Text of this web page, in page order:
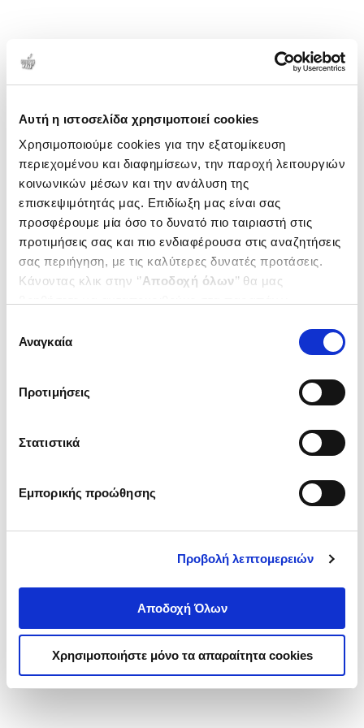
Αυτή η ιστοσελίδα χρησιμοποιεί cookies
Χρησιμοποιούμε cookies για την εξατομίκευση
περιεχομένου και διαφημίσεων, την παροχή λειτουργιών
κοινωνικών μέσων και την ανάλυση της
επισκεψιμότητάς μας. Επιδίωξη μας είναι σας
προσφέρουμε μία όσο το δυνατό πιο ταιριαστή στις
προτιμήσεις σας και πιο ενδιαφέρουσα στις αναζητήσεις
σας περιήγηση, με τις καλύτερες δυνατές προτάσεις.
Κάνοντας κλικ στην ‘’Αποδοχή όλων’’ θα μας
ενδιαφέρουν και να επιλέξετε από τα παρακάτω με την
΄΄και να ενημερωθείτε σχετικά με
συγκατάθεσης
Αναγκαία
Προτιμήσεις
Στατιστικά
Εμπορικής προώθησης
Προβολή λεπτομερειών
Αποδοχή Όλων
Χρησιμοποιήστε μόνο τα απαραίτητα cookies